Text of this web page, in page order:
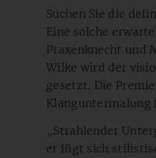
Suchen Sie die
Eine solche
Praxenknecht und
Wilke wird der
gesetzt. Die
Klanguntermalung
„Strahlender
er fügt sich